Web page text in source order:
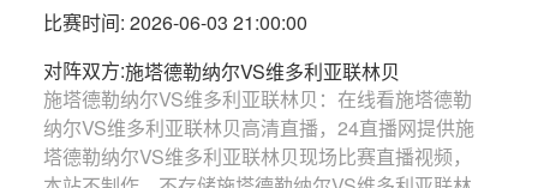
比赛时间: 2026-06-03 21:00:00
对阵双方:施塔德勒纳尔VS维多利亚联林贝
施塔德勒纳尔VS维多利亚联林贝：在线看施塔德勒
纳尔VS维多利亚联林贝高清直播，24直播网提供施
塔德勒纳尔VS维多利亚联林贝现场比赛直播视频，